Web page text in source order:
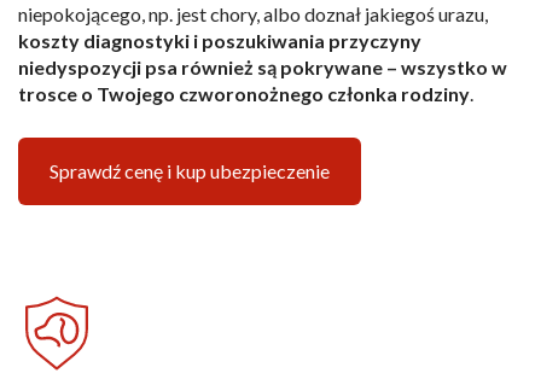
niepokojącego, np. jest chory, albo doznał jakiegoś urazu,
koszty diagnostyki i poszukiwania przyczyny
niedyspozycji psa również są pokrywane – wszystko w
trosce o Twojego czworonożnego członka rodziny.
Sprawdź cenę i kup ubezpieczenie